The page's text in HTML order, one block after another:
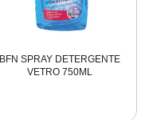
BFN SPRAY DETERGENTE
VETRO 750ML